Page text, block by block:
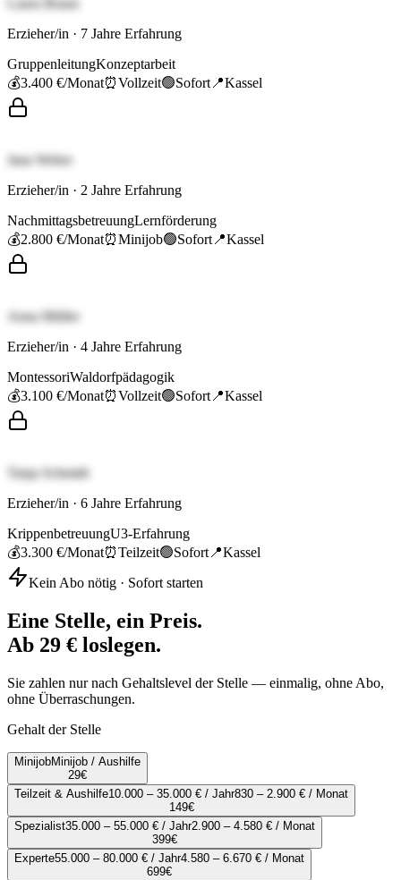
Laura Braun
Erzieher/in · 7 Jahre Erfahrung
GruppenleitungKonzeptarbeit
💰3.400 €/Monat⏰Vollzeit🟢Sofort 📍Kassel
Jana Weber
Erzieher/in · 2 Jahre Erfahrung
NachmittagsbetreuungLernförderung
💰2.800 €/Monat⏰Minijob🟢Sofort 📍Kassel
Anna Müller
Erzieher/in · 4 Jahre Erfahrung
MontessoriWaldorfpädagogik
💰3.100 €/Monat⏰Vollzeit🟢Sofort 📍Kassel
Tanja Schmidt
Erzieher/in · 6 Jahre Erfahrung
KrippenbetreuungU3-Erfahrung
💰3.300 €/Monat⏰Teilzeit🟢Sofort 📍Kassel
Kein Abo nötig · Sofort starten
Eine Stelle, ein Preis.
Ab 29 € loslegen.
Sie zahlen nur nach Gehaltslevel der Stelle — einmalig, ohne Abo,
ohne Überraschungen.
Gehalt der Stelle
MinijobMinijob / Aushilfe
29€
Teilzeit & Aushilfe10.000 – 35.000 € / Jahr830 – 2.900 € / Monat
149€
Spezialist35.000 – 55.000 € / Jahr2.900 – 4.580 € / Monat
399€
Experte55.000 – 80.000 € / Jahr4.580 – 6.670 € / Monat
699€